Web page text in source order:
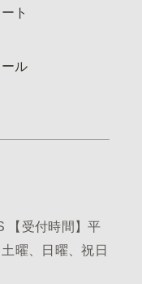
ト
ル
【受付時間】平
曜、日曜、祝日